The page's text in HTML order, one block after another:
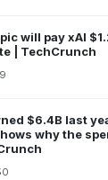
will pay xAI
| TechCrunch
$6.4B last
why the